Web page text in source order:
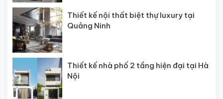
Thiết kế nội thất biệt thự luxury tại
Quảng Ninh
Thiết kế nhà phố 2 tầng hiện đại tại Hà
Nội